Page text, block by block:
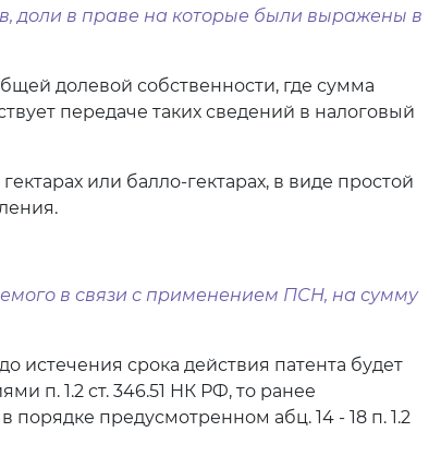
доли в праве на которые были выражены в
долевой собственности, где сумма
передаче таких сведений в налоговый
или балло-гектарах, в виде простой
в связи с применением ПСН, на сумму
срока действия патента будет
п. 1.2 ст. 346.51 НК РФ, то ранее
предусмотренном абц. 14 - 18 п. 1.2